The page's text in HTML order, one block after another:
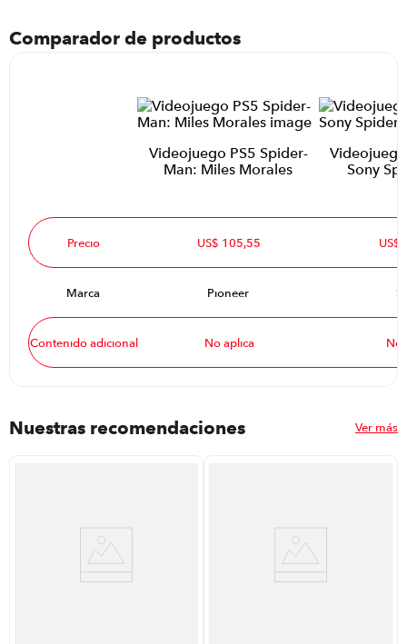
Comparador de productos
Videojuego PS5 Spider-
Man: Miles Morales
Sony
Precio US$ 105,55 US$
Marca Pioneer
Contenido adicional No aplica No
Nuestras recomendaciones Ver más